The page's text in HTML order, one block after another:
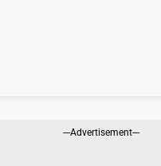
---Advertisement---